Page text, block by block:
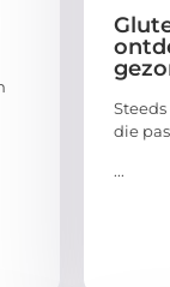
die